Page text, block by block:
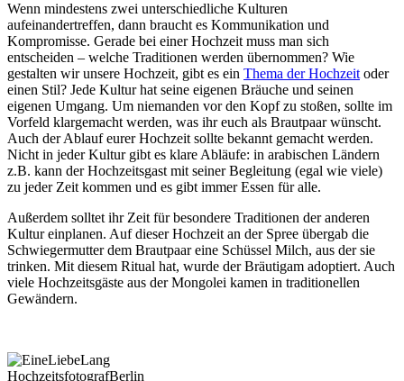
Wenn mindestens zwei unterschiedliche Kulturen
aufeinandertreffen, dann braucht es Kommunikation und
Kompromisse. Gerade bei einer Hochzeit muss man sich
entscheiden – welche Traditionen werden übernommen? Wie
gestalten wir unsere Hochzeit, gibt es ein Thema der Hochzeit oder
einen Stil? Jede Kultur hat seine eigenen Bräuche und seinen
eigenen Umgang. Um niemanden vor den Kopf zu stoßen, sollte im
Vorfeld klargemacht werden, was ihr euch als Brautpaar wünscht.
Auch der Ablauf eurer Hochzeit sollte bekannt gemacht werden.
Nicht in jeder Kultur gibt es klare Abläufe: in arabischen Ländern
z.B. kann der Hochzeitsgast mit seiner Begleitung (egal wie viele)
zu jeder Zeit kommen und es gibt immer Essen für alle.
Außerdem solltet ihr Zeit für besondere Traditionen der anderen
Kultur einplanen. Auf dieser Hochzeit an der Spree übergab die
Schwiegermutter dem Brautpaar eine Schüssel Milch, aus der sie
trinken. Mit diesem Ritual hat, wurde der Bräutigam adoptiert. Auch
viele Hochzeitsgäste aus der Mongolei kamen in traditionellen
Gewändern.